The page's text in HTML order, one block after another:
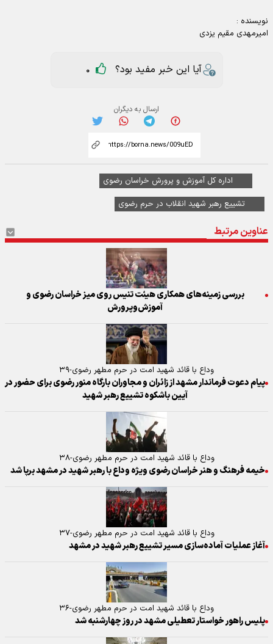
نویسنده :
امیرمهدی مقیم یزدی
آیا این خبر مفید بود؟ 0
ارسال به دیگران
اداره کل آموزش و پرورش خراسان رضوی
تشییع رهبر شهید انقلاب در حرم رضوی
عناوین مرتبط
بررسی زمینه‌های همکاری هیئت تنیس روی میز خراسان رضوی و
آموزش‌وپرورش
وداع با قائد شهید امت در حرم مطهر رضوی-۳۹
پیام دعوت فرماندار مشهد از زائران و مجاوران بارگاه منور رضوی برای حضور در
آیین باشکوه تشییع رهبر شهید
وداع با قائد شهید امت در حرم مطهر رضوی-۳۸
خیمه فرهنگ و هنر خراسان رضوی ویژه وداع با رهبر شهید در مشهد برپا شد
وداع با قائد شهید امت در حرم مطهر رضوی-۳۷
آغاز عملیات آماده‌سازی مسیر تشییع رهبر شهید در مشهد
وداع با قائد شهید امت در حرم مطهر رضوی-۳۶
پلیس راهور خواستار تعطیلی مشهد در روز چهارشنبه شد